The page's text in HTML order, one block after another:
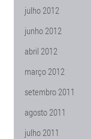
julho 2012
junho 2012
abril 2012
março 2012
setembro 2011
agosto 2011
julho 2011